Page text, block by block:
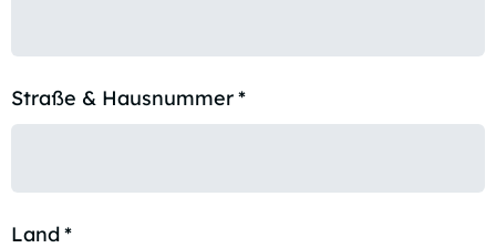
Straße & Hausnummer*
Land*